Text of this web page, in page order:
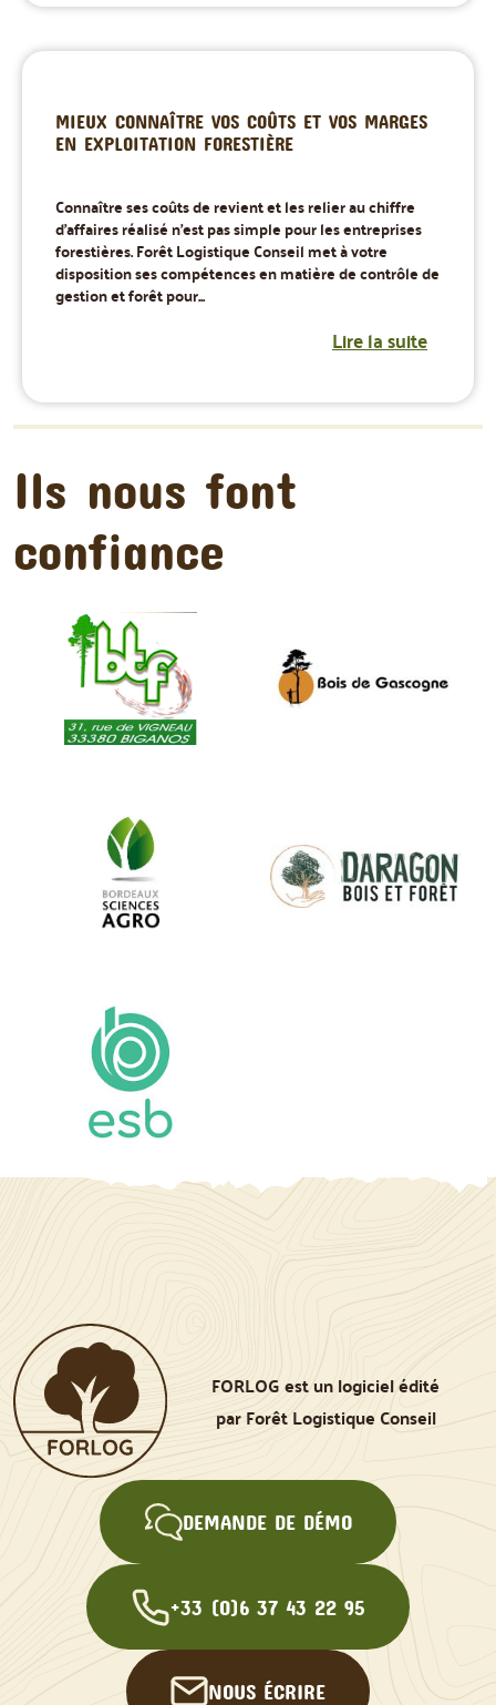
MIEUX CONNAÎTRE VOS COÛTS ET VOS MARGES
EN EXPLOITATION FORESTIÈRE
Connaître ses coûts de revient et les relier au chiffre
d'affaires réalisé n'est pas simple pour les entreprises
forestières. Forêt Logistique Conseil met à votre
disposition ses compétences en matière de contrôle de
gestion et forêt pour...
Lire la suite
Ils nous font
confiance
FORLOG est un logiciel édité
par Forêt Logistique Conseil
DEMANDE DE DÉMO
+33 (0)6 37 43 22 95
NOUS ÉCRIRE